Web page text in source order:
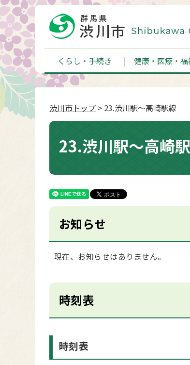
くらし・手続き 健康・医療・福
渋川市トップ > 23.渋川駅～高崎駅線
23.渋川駅～高崎
お知らせ
現在、お知らせはありません。
時刻表
時刻表